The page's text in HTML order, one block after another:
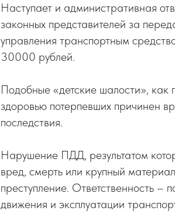
Наступает и административная
законных представителей за
управления транспортным
30000 рублей.
Подобные «детские шалости»,
здоровью потерпевших причинен
последствия.
Нарушение ПДД, результатом
вред, смерть или крупный
преступление. Ответственность
движения и эксплуатации